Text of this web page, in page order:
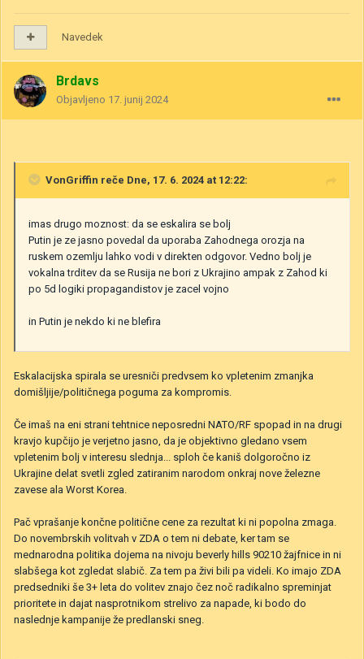
Navedek
Brdavs
Objavljeno 17. junij 2024
VonGriffin reče Dne, 17. 6. 2024 at 12:22:
imas drugo moznost: da se eskalira se bolj
Putin je ze jasno povedal da uporaba Zahodnega orozja na
ruskem ozemlju lahko vodi v direkten odgovor. Vedno bolj je
vokalna trditev da se Rusija ne bori z Ukrajino ampak z Zahod ki
po 5d logiki propagandistov je zacel vojno
in Putin je nekdo ki ne blefira
Eskalacijska spirala se uresniči predvsem ko vpletenim zmanjka
domišljije/političnega poguma za kompromis.
Če imaš na eni strani tehtnice neposredni NATO/RF spopad in na drugi
kravjo kupčijo je verjetno jasno, da je objektivno gledano vsem
vpletenim bolj v interesu slednja... sploh če kaniš dolgoročno iz
Ukrajine delat svetli zgled zatiranim narodom onkraj nove železne
zavese ala Worst Korea.
Pač vprašanje končne politične cene za rezultat ki ni popolna zmaga.
Do novembrskih volitvah v ZDA o tem ni debate, ker tam se
mednarodna politika dojema na nivoju beverly hills 90210 žajfnice in ni
slabšega kot zgledat slabič. Za tem pa živi bili pa videli. Ko imajo ZDA
predsedniki še 3+ leta do volitev znajo čez noč radikalno spreminjat
prioritete in dajat nasprotnikom strelivo za napade, ki bodo do
naslednje kampanije že predlanski sneg.